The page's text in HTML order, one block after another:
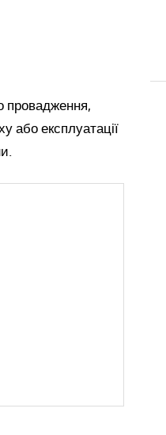
провадження,
або експлуатації